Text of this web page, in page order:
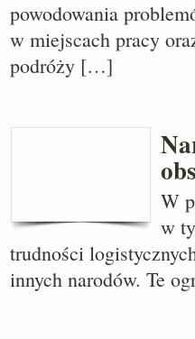
powodowania
w miejscach pracy
podróży […]
W
w
trudności
innych narodów. Te